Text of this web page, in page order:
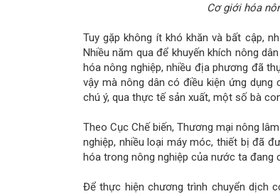
Cơ giới hóa
Tuy gặp không ít khó khăn và bất cập,
Nhiều năm qua để khuyến khích nông
hóa nông nghiệp, nhiều địa phương đã
vậy mà nông dân có điều kiện ứng dụng
chú ý, qua thực tế sản xuất, một số bà
Theo Cục Chế biến, Thương mại nông
nghiệp, nhiều loại máy móc, thiết bị đã
hóa trong nông nghiệp của nước ta đang
Để thực hiện chương trình chuyển dịch